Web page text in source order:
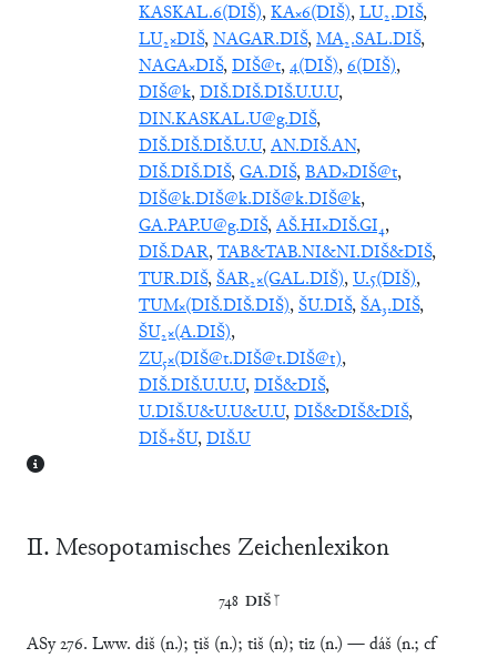
KASKAL.6(DIŠ),KA×6(DIŠ),LU₂.DIŠ,
LU₂×DIŠ,NAGAR.DIŠ,MA₂.SAL.DIŠ,
NAGA×DIŠ,DIŠ@t,4(DIŠ),6(DIŠ),
DIŠ@k,DIŠ.DIŠ.DIŠ.U.U.U,
DIN.KASKAL.U@g.DIŠ,
DIŠ.DIŠ.DIŠ.U.U,AN.DIŠ.AN,
DIŠ.DIŠ.DIŠ,GA.DIŠ,BAD×DIŠ@t,
DIŠ@k.DIŠ@k.DIŠ@k.DIŠ@k,
GA.PAP.U@g.DIŠ,AŠ.HI×DIŠ.GI₄,
DIŠ.DAR,TAB&TAB.NI&NI.DIŠ&DIŠ,
TUR.DIŠ,ŠAR₂×(GAL.DIŠ),U.5(DIŠ),
TUM×(DIŠ.DIŠ.DIŠ),ŠU.DIŠ,ŠA₃.DIŠ,
ŠU₂×(A.DIŠ),
ZU₅×(DIŠ@t.DIŠ@t.DIŠ@t),
DIŠ.DIŠ.U.U.U,DIŠ&DIŠ,
U.DIŠ.U&U.U&U.U,DIŠ&DIŠ&DIŠ,
DIŠ+ŠU,DIŠ.U
Ⅱ. Mesopotamisches Zeichenlexikon
DIŠ 𒁹
ASy 276. Lww. diš (n.); ṭiš (n.); tiš (n); tiz (n.) — dáš (n.; cf